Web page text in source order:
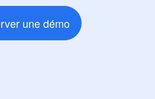
une démo